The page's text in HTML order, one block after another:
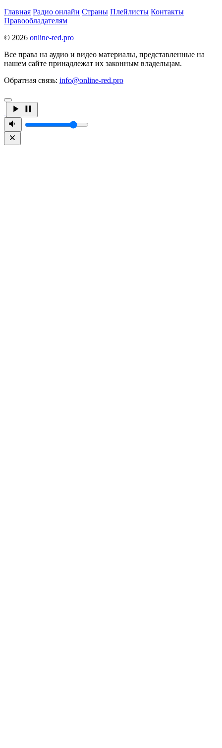
Главная Радио онлайн Страны Плейлисты Контакты
Правообладателям
© 2026 online-red.pro
Все права на аудио и видео материалы, представленные на
нашем сайте принадлежат их законным владельцам.
Обратная связь: info@online-red.pro